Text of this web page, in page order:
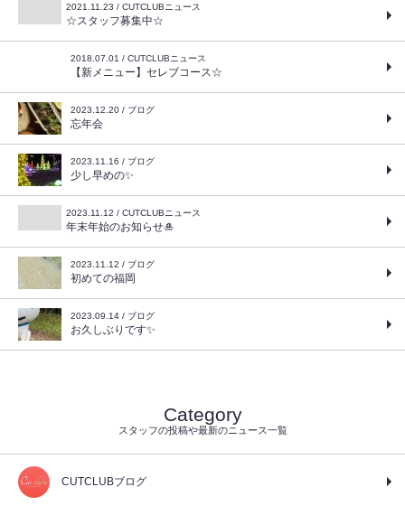
2021.11.23 / CUTCLUBニュース
☆スタッフ募集中☆
2018.07.01 / CUTCLUBニュース
【新メニュー】セレブコース☆
2023.12.20 / ブログ
忘年会
2023.11.16 / ブログ
少し早めの✨
2023.11.12 / CUTCLUBニュース
年末年始のお知らせ🎍
2023.11.12 / ブログ
初めての福岡
2023.09.14 / ブログ
お久しぶりです✨
Category
スタッフの投稿や最新のニュース一覧
CUTCLUBブログ